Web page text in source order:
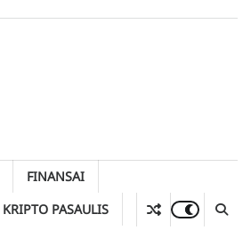
FINANSAI
KRIPTO PASAULIS